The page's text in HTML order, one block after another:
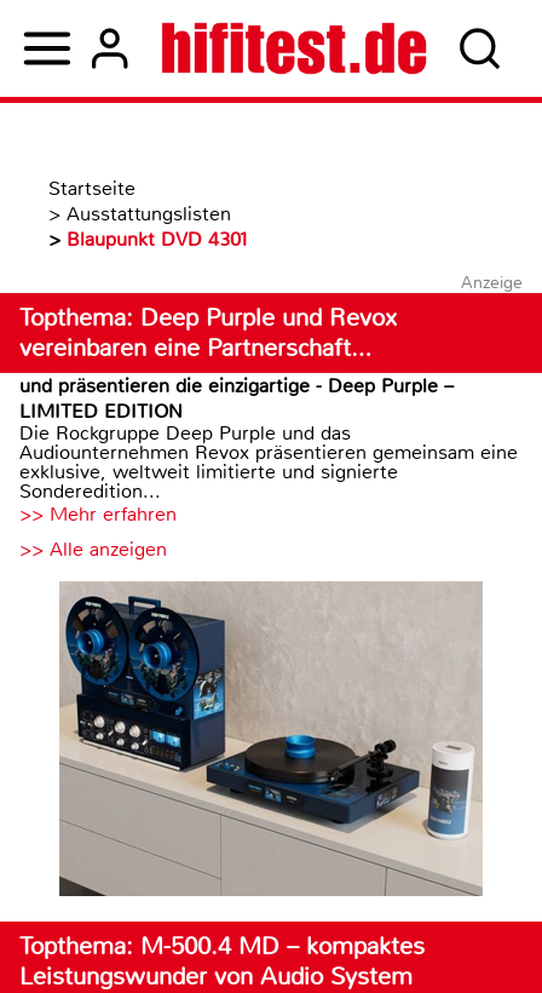
Startseite
> Ausstattungslisten
> Blaupunkt DVD 4301
Anzeige
Topthema: Deep Purple und Revox
vereinbaren eine Partnerschaft…
und präsentieren die einzigartige - Deep Purple –
LIMITED EDITION
Die Rockgruppe Deep Purple und das
Audiounternehmen Revox präsentieren gemeinsam eine
exklusive, weltweit limitierte und signierte
Sonderedition...
>> Mehr erfahren
>> Alle anzeigen
Topthema: M-500.4 MD – kompaktes
Leistungswunder von Audio System